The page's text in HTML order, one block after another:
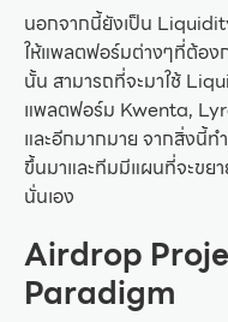
นอกจากนี้ยังเป็น
ให้แพลตฟอร์มต่างๆที่ต้อ
นั้น สามารถที่จะมาใช้
แพลตฟอร์ม Kwenta,
และอีกมากมาย จากสิ่งนี้
ขึ้นมาและทีมมีแผนที่จะขย
นั่นเอง
Airdrop
Paradigm